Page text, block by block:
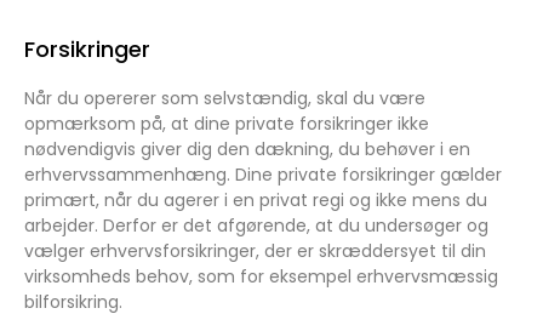
Forsikringer
Når du opererer som selvstændig, skal du være
opmærksom på, at dine private forsikringer ikke
nødvendigvis giver dig den dækning, du behøver i en
erhvervssammenhæng. Dine private forsikringer gælder
primært, når du agerer i en privat regi og ikke mens du
arbejder. Derfor er det afgørende, at du undersøger og
vælger erhvervsforsikringer, der er skræddersyet til din
virksomheds behov, som for eksempel erhvervsmæssig
bilforsikring.